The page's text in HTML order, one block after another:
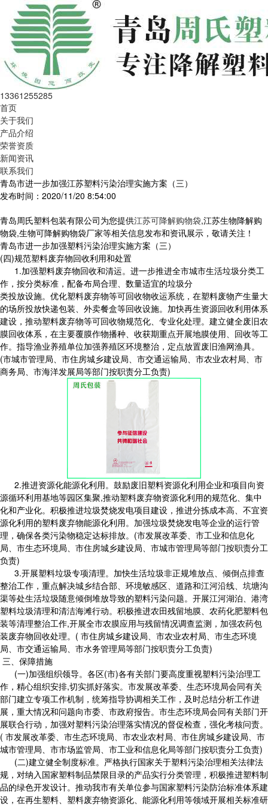
13361255285
首页
关于我们
产品介绍
荣誉资质
新闻资讯
联系我们
青岛市进一步加强江苏塑料污染治理实施方案（三）
发布时间：2020/11/20 8:54:00
青岛周氏塑料包装有限公司为您提供江苏可降解购物袋,江苏生物降解购
物袋,生物可降解购物袋厂家等相关信息发布和资讯展示，敬请关注！
青岛市进一步加强塑料污染治理实施方案（三）
(四)规范塑料废弃物回收利用和处置
1.加强塑料废弃物回收和清运。进一步推进全市城市生活垃圾分类工
作，按分类标准，配备布局合理、数量适宜的垃圾分
类投放设施。优化塑料废弃物等可回收物收运系统，在塑料废物产生量大
的场所投放快递包装、外卖餐盒等回收设施。加快再生资源回收利用体系
建设，推动塑料废弃物等可回收物规范化、专业化处理。建立健全废旧农
膜回收体系，在主要覆膜作物播种、收获期重点开展地膜使用、回收等工
作。指导渔业养殖单位加强养殖区环境整治，定点放置废旧渔网渔具。
(市城市管理局、市住房城乡建设局、市交通运输局、市农业农村局、市
商务局、市海洋发展局等部门按职责分工负责)
2.推进资源化能源化利用。鼓励废旧塑料资源化利用企业和项目向资
源循环利用基地等园区集聚,推动塑料废弃物资源化利用的规范化、集中
化和产业化。积极推进垃圾焚烧发电项目建设，推进分拣成本高、不宜资
源化利用的塑料废弃物能源化利用。加强垃圾焚烧发电等企业的运行管
理，确保各类污染物稳定达标排放。(市发展改革委、市工业和信息化
局、市生态环境局、市住房城乡建设局、市城市管理局等部门按职责分工
负责)
3.开展塑料垃圾专项清理。加快生活垃圾非正规堆放点、倾倒点排查
整治工作，重点解决城乡结合部、环境敏感区、道路和江河沿线、坑塘沟
渠等处生活垃圾随意倾倒堆放导致的塑料污染问题。开展江河湖泊、港湾
塑料垃圾清理和清洁海滩行动。积极推进农田残留地膜、农药化肥塑料包
装等清理整治工作,开展全市农膜应用与残留情况调查监测，加强农药包
装废弃物回收处理。( 市住房城乡建设局、市农业农村局、市生态环境
局、市交通运输局、市水务管理局等部门按职责分工负责)
三、保障措施
(一)加强组织领导。各区(市)各有关部门要高度重视塑料污染治理工
作，精心组织安排,切实抓好落实。市发展改革委、生态环境局会同有关
部门建立专项工作机制，统筹指导协调相关工作，及时总结分析工作进
展，重大情况和问题向市委、市政府报告。市生态环境局会同有关部门开
展联合行动，加强对塑料污染治理落实情况的督促检查，强化考核问责。
( 市发展改革委、市生态环境局、市农业农村局、市住房城乡建设局、市
城市管理局、市市场监管局、市工业和信息化局等部门按职责分工负责)
(二)建立健全制度标准。严格执行国家关于塑料污染治理相关法律法
规，对纳入国家塑料制品禁限目录的产品实行分类管理，积极推进塑料制
品的绿色开发设计。推动我市有关单位参与国家塑料污染防治标准体系建
设，在再生塑料、塑料废弃物资源化、能源化利用等领域开展相关标准研